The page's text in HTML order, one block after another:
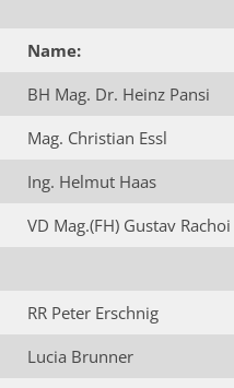
Name:
BH Mag. Dr. Heinz Pansi
Mag. Christian Essl
Ing. Helmut Haas
VD Mag.(FH) Gustav Rachoi
RR Peter Erschnig
Lucia Brunner